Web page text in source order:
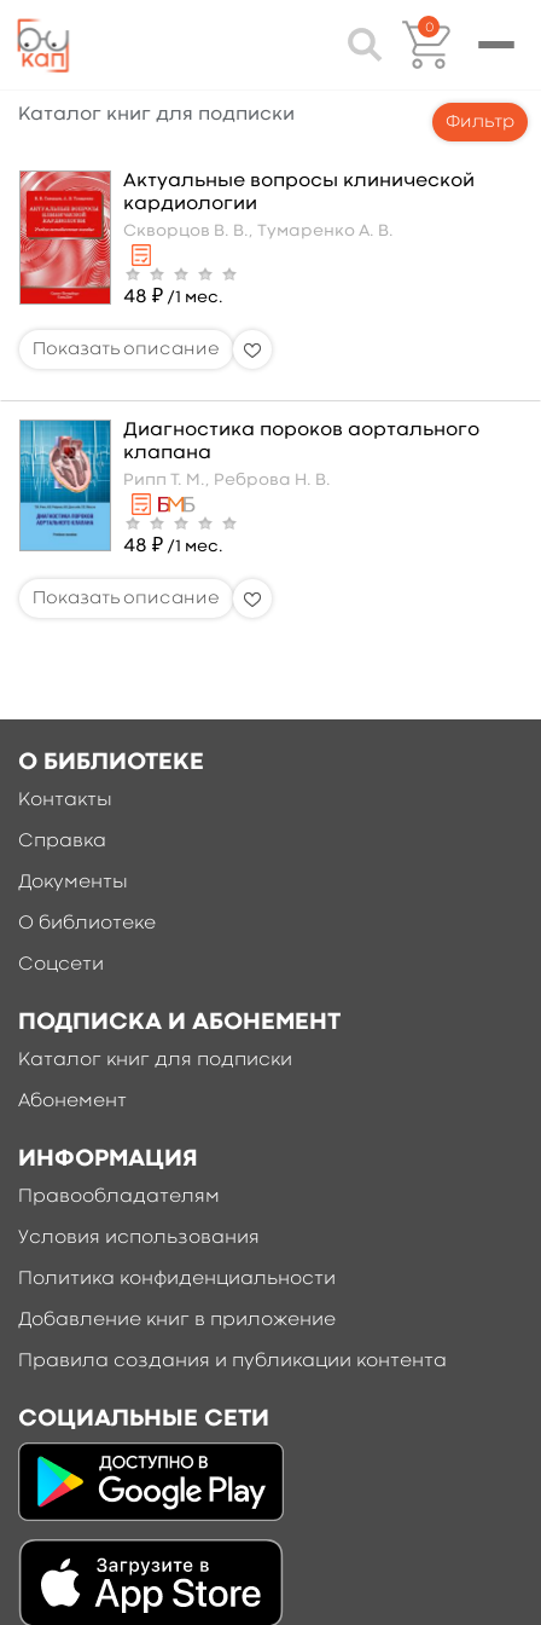
0
Каталог книг для подписки Фильтр
Актуальные вопросы клинической
кардиологии
Скворцов В. В., Тумаренко А. В.
48 ₽ /1 мес.
Диагностика пороков аортального
клапана
Рипп Т. М., Реброва Н. В.
48 ₽ /1 мес.
О БИБЛИОТЕКЕ
Контакты
Справка
Документы
О библиотеке
Соцсети
ПОДПИСКА И АБОНЕМЕНТ
Каталог книг для подписки
Абонемент
ИНФОРМАЦИЯ
Правообладателям
Условия использования
Политика конфиденциальности
Добавление книг в приложение
Правила создания и публикации контента
СОЦИАЛЬНЫЕ СЕТИ